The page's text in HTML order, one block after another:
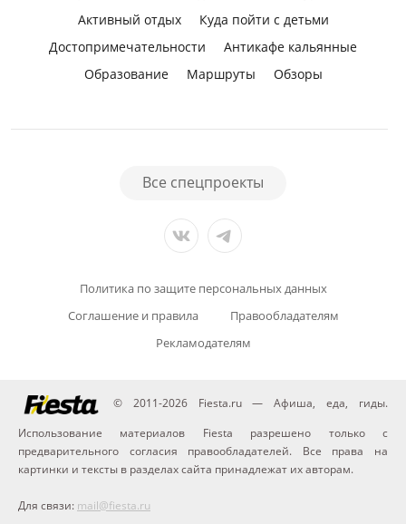
Активный отдых
Куда пойти с детьми
Достопримечательности
Антикафе кальянные
Образование
Маршруты Обзоры
Все спецпроекты
Политика по защите персональных данных
Соглашение и правила
Правообладателям
Рекламодателям
© 2011-2026 Fiesta.ru — Афиша, еда, гиды.
Использование материалов Fiesta разрешено только с
предварительного согласия правообладателей. Все права на
картинки и тексты в разделах сайта принадлежат их авторам.
Для связи: mail@fiesta.ru